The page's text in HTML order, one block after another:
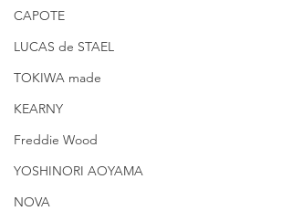
CAPOTE
LUCAS de STAEL
TOKIWA made
KEARNY
Freddie Wood
YOSHINORI AOYAMA
NOVA